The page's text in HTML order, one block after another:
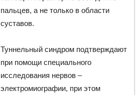
пальцев, а не только в области
суставов.
Туннельный синдром подтверждают
при помощи специального
исследования нервов –
электромиографии, при этом